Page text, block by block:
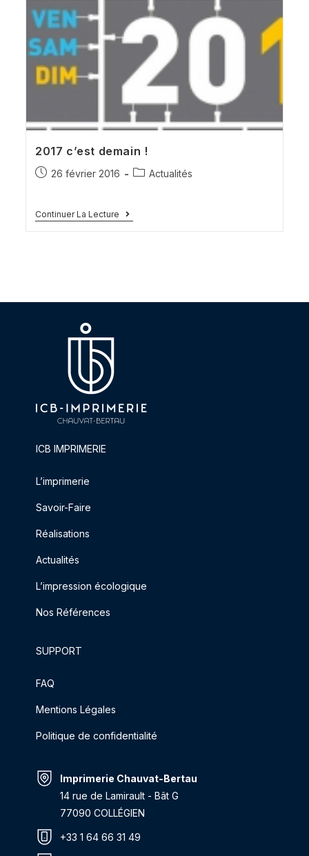
2017 c’est demain !
26 février 2016 Actualités
Continuer La Lecture
ICB IMPRIMERIE
L’imprimerie
Savoir-Faire
Réalisations
Actualités
L’impression écologique
Nos Références
SUPPORT
FAQ
Mentions Légales
Politique de confidentialité
Imprimerie Chauvat-Bertau
14 rue de Lamirault - Bât G
77090 COLLÉGIEN
+33 1 64 66 31 49